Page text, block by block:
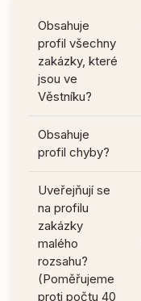
Obsahuje
profil všechny
zakázky, které
jsou ve
Věstníku?
Obsahuje
profil chyby?
Uveřejňují se
na profilu
zakázky
malého
rozsahu?
(Poměřujeme
proti počtu 40